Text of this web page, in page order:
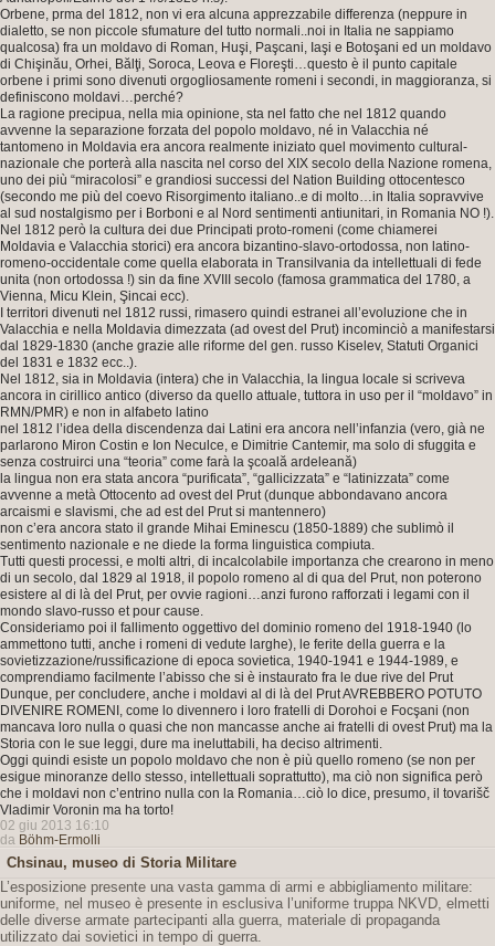
Orbene, prma del 1812, non vi era alcuna apprezzabile differenza (neppure in
dialetto, se non piccole sfumature del tutto normali..noi in Italia ne sappiamo
qualcosa) fra un moldavo di Roman, Huşi, Paşcani, Iaşi e Botoşani ed un moldavo
di Chişinău, Orhei, Bălţi, Soroca, Leova e Floreşti…questo è il punto capitale
orbene i primi sono divenuti orgogliosamente romeni i secondi, in maggioranza, si
definiscono moldavi…perché?
La ragione precipua, nella mia opinione, sta nel fatto che nel 1812 quando
avvenne la separazione forzata del popolo moldavo, né in Valacchia né
tantomeno in Moldavia era ancora realmente iniziato quel movimento cultural-
nazionale che porterà alla nascita nel corso del XIX secolo della Nazione romena,
uno dei più “miracolosi” e grandiosi successi del Nation Building ottocentesco
(secondo me più del coevo Risorgimento italiano..e di molto…in Italia sopravvive
al sud nostalgismo per i Borboni e al Nord sentimenti antiunitari, in Romania NO !).
Nel 1812 però la cultura dei due Principati proto-romeni (come chiamerei
Moldavia e Valacchia storici) era ancora bizantino-slavo-ortodossa, non latino-
romeno-occidentale come quella elaborata in Transilvania da intellettuali di fede
unita (non ortodossa !) sin da fine XVIII secolo (famosa grammatica del 1780, a
Vienna, Micu Klein, Şincai ecc).
I territori divenuti nel 1812 russi, rimasero quindi estranei all’evoluzione che in
Valacchia e nella Moldavia dimezzata (ad ovest del Prut) incominciò a manifestarsi
dal 1829-1830 (anche grazie alle riforme del gen. russo Kiselev, Statuti Organici
del 1831 e 1832 ecc..).
Nel 1812, sia in Moldavia (intera) che in Valacchia, la lingua locale si scriveva
ancora in cirillico antico (diverso da quello attuale, tuttora in uso per il “moldavo” in
RMN/PMR) e non in alfabeto latino
nel 1812 l’idea della discendenza dai Latini era ancora nell’infanzia (vero, già ne
parlarono Miron Costin e Ion Neculce, e Dimitrie Cantemir, ma solo di sfuggita e
senza costruirci una “teoria” come farà la şcoală ardeleană)
la lingua non era stata ancora “purificata”, “gallicizzata” e “latinizzata” come
avvenne a metà Ottocento ad ovest del Prut (dunque abbondavano ancora
arcaismi e slavismi, che ad est del Prut si mantennero)
non c’era ancora stato il grande Mihai Eminescu (1850-1889) che sublimò il
sentimento nazionale e ne diede la forma linguistica compiuta.
Tutti questi processi, e molti altri, di incalcolabile importanza che crearono in meno
di un secolo, dal 1829 al 1918, il popolo romeno al di qua del Prut, non poterono
esistere al di là del Prut, per ovvie ragioni…anzi furono rafforzati i legami con il
mondo slavo-russo et pour cause.
Consideriamo poi il fallimento oggettivo del dominio romeno del 1918-1940 (lo
ammettono tutti, anche i romeni di vedute larghe), le ferite della guerra e la
sovietizzazione/russificazione di epoca sovietica, 1940-1941 e 1944-1989, e
comprendiamo facilmente l’abisso che si è instaurato fra le due rive del Prut
Dunque, per concludere, anche i moldavi al di là del Prut AVREBBERO POTUTO
DIVENIRE ROMENI, come lo divennero i loro fratelli di Dorohoi e Focşani (non
mancava loro nulla o quasi che non mancasse anche ai fratelli di ovest Prut) ma la
Storia con le sue leggi, dure ma ineluttabili, ha deciso altrimenti.
Oggi quindi esiste un popolo moldavo che non è più quello romeno (se non per
esigue minoranze dello stesso, intellettuali soprattutto), ma ciò non significa però
che i moldavi non c’entrino nulla con la Romania…ciò lo dice, presumo, il tovarišč
Vladimir Voronin ma ha torto!
02 giu 2013 16:10
da Böhm-Ermolli
Chsinau, museo di Storia Militare
L’esposizione presente una vasta gamma di armi e abbigliamento militare:
uniforme, nel museo è presente in esclusiva l’uniforme truppa NKVD, elmetti
delle diverse armate partecipanti alla guerra, materiale di propaganda
utilizzato dai sovietici in tempo di guerra.